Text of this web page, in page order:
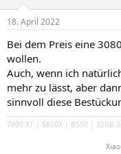
e
:
18. April 2022
Bei dem Preis eine
wollen.
Auch, wenn ich
mehr zu lässt, aber
sinnvoll diese
7800 XT | 5800X | B550 | 32GB